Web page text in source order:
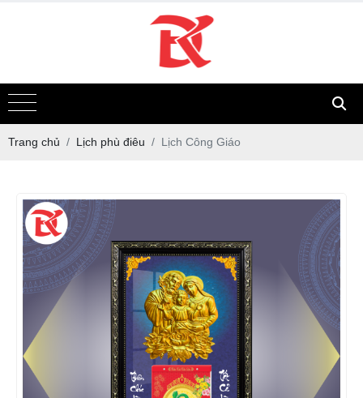
Trang chủ Lịch phù điêu Lịch Công Giáo